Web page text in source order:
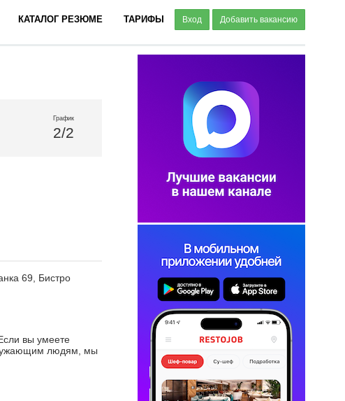
КАТАЛОГ РЕЗЮМЕ ТАРИФЫ Вход Добавить вакансию
График
2/2
69, Бистро
вы умеете
людям, мы